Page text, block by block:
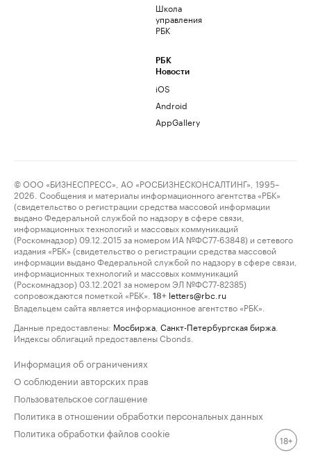
Школа
управления
РБК
РБК
Новости
iOS
Android
AppGallery
© ООО «БИЗНЕСПРЕСС», АО «РОСБИЗНЕСКОНСАЛТИНГ», 1995–
2026. Сообщения и материалы информационного агентства «РБК»
(свидетельство о регистрации средства массовой информации
выдано Федеральной службой по надзору в сфере связи,
информационных технологий и массовых коммуникаций
(Роскомнадзор) 09.12.2015 за номером ИА №ФС77-63848) и сетевого
издания «РБК» (свидетельство о регистрации средства массовой
информации выдано Федеральной службой по надзору в сфере связи,
информационных технологий и массовых коммуникаций
(Роскомнадзор) 03.12.2021 за номером ЭЛ №ФС77-82385)
сопровождаются пометкой «РБК».
18+ letters@rbc.ru
Владельцем сайта является информационное агентство «РБК».
Данные предоставлены: Мосбиржа Санкт-Петербургская биржа
Индексы облигаций предоставлены Cbonds.
Информация об ограничениях
О соблюдении авторских прав
Пользовательское соглашение
Политика в отношении обработки персональных данных
Политика обработки файлов cookie
18+